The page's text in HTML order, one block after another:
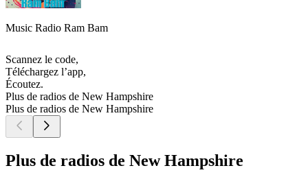
Music Radio Ram Bam
Scannez le code,
Téléchargez l’app,
Écoutez.
Plus de radios de New Hampshire
Plus de radios de New Hampshire
Plus de radios de New Hampshire